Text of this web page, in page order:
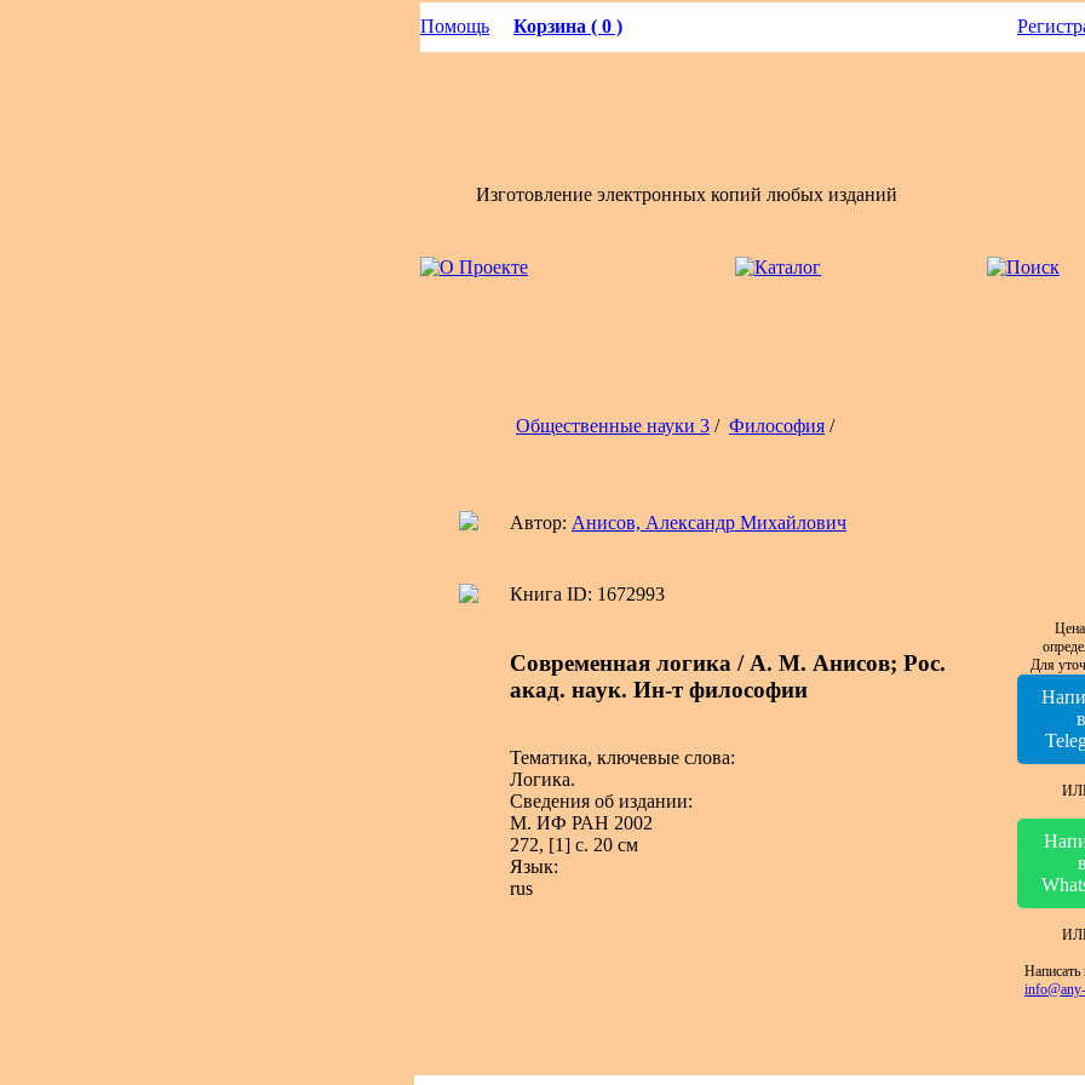
Помощь Корзина ( 0 )
Изготовление электронных копий любых изданий
Общественные науки 3 / Философия /
Автор: Анисов, Александр Михайлович
Книга ID: 1672993
Современная логика / А. М. Анисов; Рос.
акад. наук. Ин-т философии
Тематика, ключевые слова:
Логика.
Сведения об издании:
М. ИФ РАН 2002
272, [1] с. 20 см
Язык:
rus
Для
в
в
Написать